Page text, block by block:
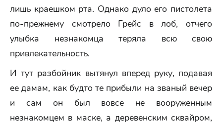
лишь краешком рта. Однако дуло его пистолета
по-прежнему смотрело Грейс в лоб, отчего
улыбка незнакомца теряла всю свою
привлекательность.
И тут разбойник вытянул вперед руку, подавая
ее дамам, как будто те прибыли на званый вечер
и сам он был вовсе не вооруженным
незнакомцем в маске, а деревенским сквайром,